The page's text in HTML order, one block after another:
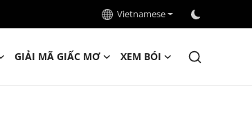
Vietnamese
GIẢI MÃ GIẤC MƠ XEM BÓI